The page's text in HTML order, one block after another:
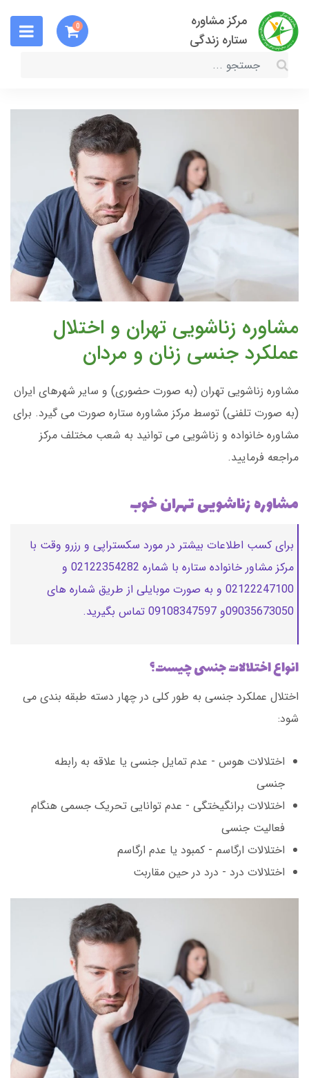
مرکز مشاوره
ستاره زندگی
0
مشاوره زناشویی تهران و اختلال
عملکرد جنسی زنان و مردان
مشاوره زناشویی تهران (به صورت حضوری) و سایر شهرهای ایران
(به صورت تلفنی) توسط مرکز مشاوره ستاره صورت می گیرد. برای
مشاوره خانواده و زناشویی می توانید به شعب مختلف مرکز
مراجعه فرمایید.
مشاوره زناشویی تهران خوب
برای کسب اطلاعات بیشتر در مورد سکستراپی و رزرو وقت با
مرکز مشاور خانواده ستاره با شماره 02122354282 و
02122247100 و به صورت موبایلی از طریق شماره های
09035673050و 09108347597 تماس بگیرید.
انواع اختلالات جنسی چیست؟
اختلال عملکرد جنسی به طور کلی در چهار دسته طبقه بندی می
شود:
اختلالات هوس - عدم تمایل جنسی یا علاقه به رابطه
جنسی
اختلالات برانگیختگی - عدم توانایی تحریک جسمی هنگام
فعالیت جنسی
اختلالات ارگاسم - کمبود یا عدم ارگاسم
اختلالات درد - درد در حین مقاربت